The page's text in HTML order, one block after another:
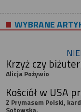
WYBRANE
Krzyż czy
Alicja Pożywio
Kościół w USA
Z Prymasem Polski,
Sotowska.